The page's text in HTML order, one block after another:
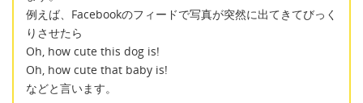
例えば、Facebookのフィードで写真が突然に出てきてびっく
りさせたら
Oh, how cute this dog is!
Oh, how cute that baby is!
などと言います。